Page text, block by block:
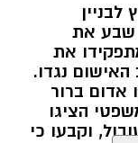
שבע את
את
נגדו.
אדום ברור
הציגו
וקבעו כי